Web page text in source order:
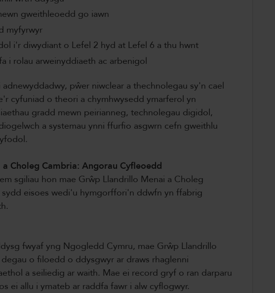
gweithleoedd go iawn
myfyrwyr
i'r diwydiant o Lefel 2 hyd at Lefel 6 a thu hwnt
i rolau arweinyddiaeth ac arbenigol
pŵer niwclear a thechnolegau sy'n cael
cyfuniad o theori a chymhwysedd ymarferol yn
gradd mewn peirianneg, technolegau digidol,
a systemau ynni ffurfio asgwrn cefn gweithlu
Choleg Cambria: Angorau Cyfleoedd
sgiliau hon mae Grŵp Llandrillo Menai a Choleg
sydd eisoes wedi'u hymgorffori'n ddwfn yn ffabrig
fwyaf yng Ngogledd Cymru, mae Grŵp Llandrillo
o filoedd o ddysgwyr ar draws rhaglenni
a seiliedig ar waith. Mae ei record gryf o ran darparu
ei allu i ymateb ar raddfa fawr i alw cyflogwyr.